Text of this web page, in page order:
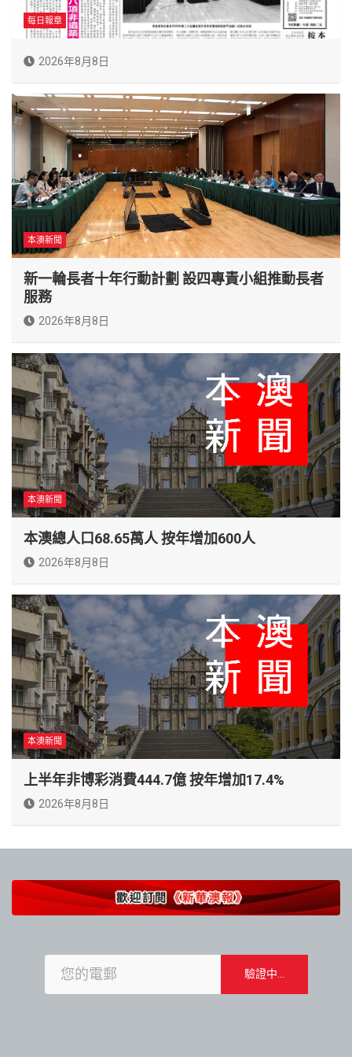
每日報章
2026年8月8日
本澳新聞
新一輪長者十年行動計劃 設四專責小組推動長者
服務
2026年8月8日
本澳新聞
本澳總人口68.65萬人 按年增加600人
2026年8月8日
本澳新聞
上半年非博彩消費444.7億 按年增加17.4%
2026年8月8日